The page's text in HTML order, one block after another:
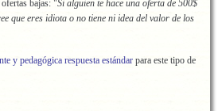
bajas: "Si alguien te hace una oferta de 500$
que eres idiota o no tiene ni idea del valor de los
y pedagógica respuesta estándar para este tipo de